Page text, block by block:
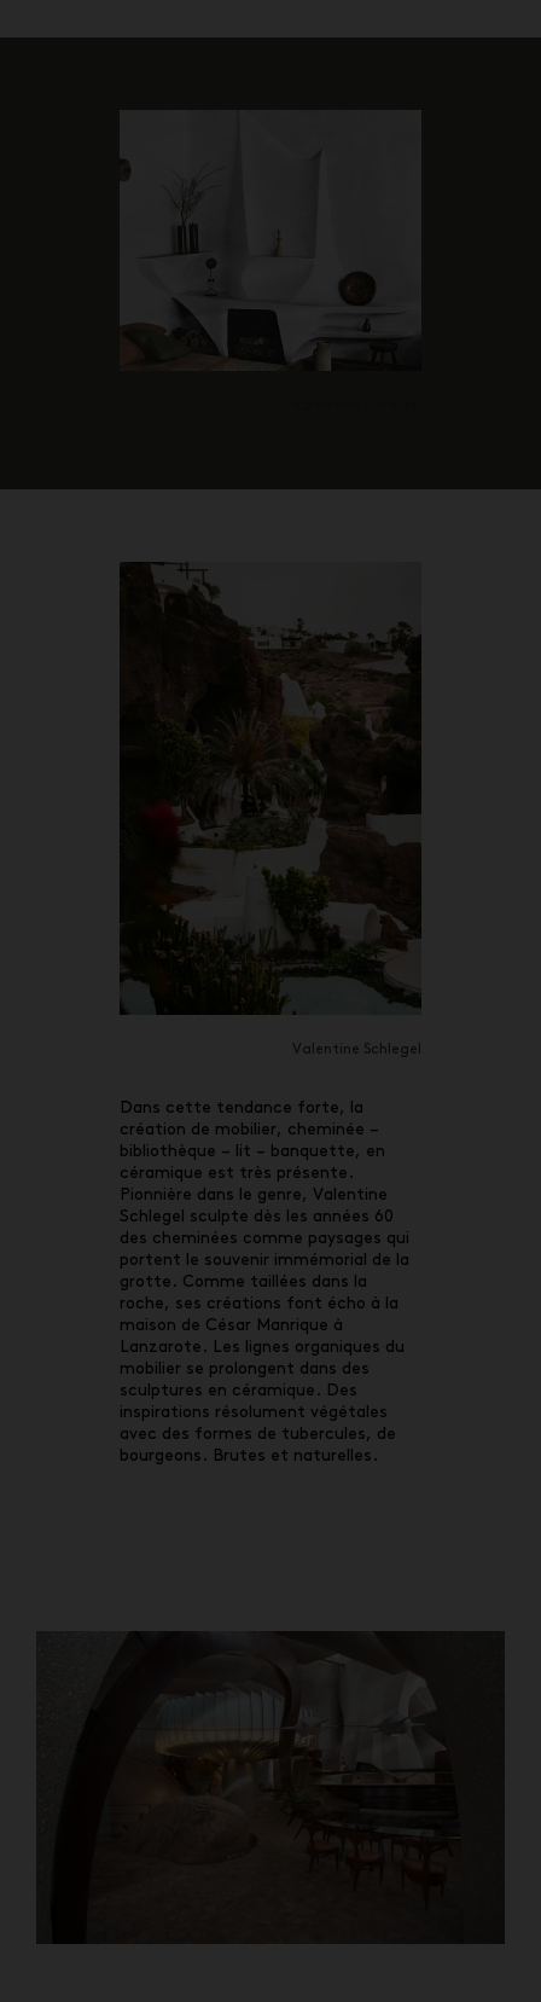
Valentine Schlegel
Dans cette tendance forte, la
création de mobilier, cheminée –
bibliothèque – lit – banquette, en
céramique est très présente.
Pionnière dans le genre, Valentine
Schlegel sculpte dès les années 60
des cheminées comme paysages qui
portent le souvenir immémorial de la
grotte. Comme taillées dans la
roche, ses créations font écho à la
maison de César Manrique à
Lanzarote. Les lignes organiques du
mobilier se prolongent dans des
sculptures en céramique. Des
inspirations résolument végétales
avec des formes de tubercules, de
bourgeons. Brutes et naturelles.